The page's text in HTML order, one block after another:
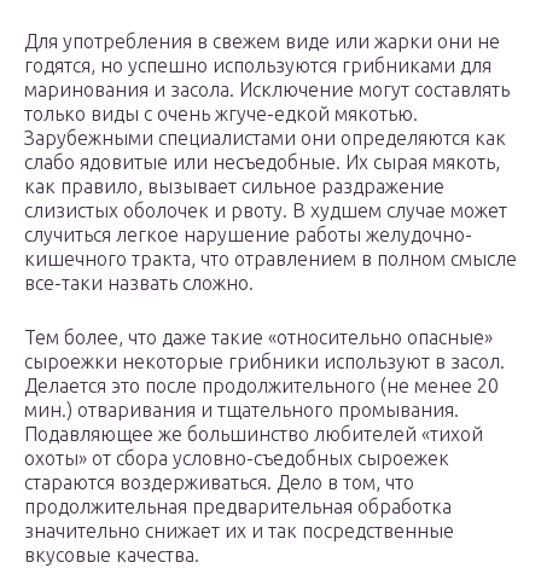
Для употребления в свежем виде или жарки они не
годятся, но успешно используются грибниками для
маринования и засола. Исключение могут составлять
только виды с очень жгуче-едкой мякотью.
Зарубежными специалистами они определяются как
слабо ядовитые или несъедобные. Их сырая мякоть,
как правило, вызывает сильное раздражение
слизистых оболочек и рвоту. В худшем случае может
случиться легкое нарушение работы желудочно-
кишечного тракта, что отравлением в полном смысле
все-таки назвать сложно.
Тем более, что даже такие «относительно опасные»
сыроежки некоторые грибники используют в засол.
Делается это после продолжительного (не менее 20
мин.) отваривания и тщательного промывания.
Подавляющее же большинство любителей «тихой
охоты» от сбора условно-съедобных сыроежек
стараются воздерживаться. Дело в том, что
продолжительная предварительная обработка
значительно снижает их и так посредственные
вкусовые качества.